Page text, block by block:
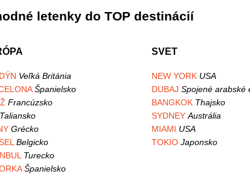
letenky do TOP destinácií
SVET
Veľká Británia NEW YORK USA
Španielsko DUBAJ Spojené arabské
Francúzsko BANGKOK Thajsko
Taliansko SYDNEY Austrália
Grécko MIAMI USA
Belgicko TOKIO Japonsko
Turecko
Španielsko